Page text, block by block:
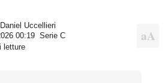
Daniel Uccellieri
00:19
Serie C
letture